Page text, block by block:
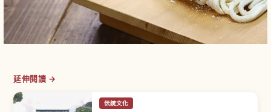
延伸閱讀 →
伝統文化